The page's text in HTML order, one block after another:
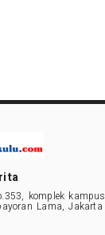
komplek kampus
Lama, Jakarta